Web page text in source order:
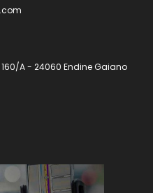
A - 24060 Endine Gaiano